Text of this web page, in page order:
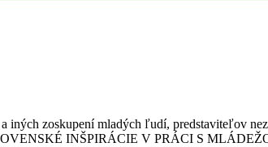
iných zoskupení mladých ľudí, predstaviteľov
INŠPIRÁCIE V PRÁCI S